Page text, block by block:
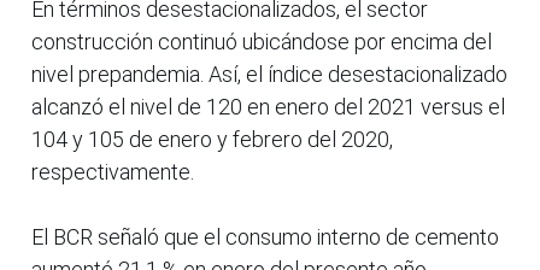
En términos desestacionalizados, el sector
construcción continuó ubicándose por encima del
nivel prepandemia. Así, el índice desestacionalizado
alcanzó el nivel de 120 en enero del 2021 versus el
104 y 105 de enero y febrero del 2020,
respectivamente.
El BCR señaló que el consumo interno de cemento